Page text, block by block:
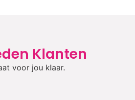
Klanten
voor jou klaar.